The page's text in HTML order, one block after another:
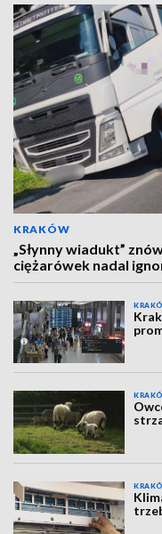
KRAKÓW
„Słynny wiadukt”
ciężarówek nadal